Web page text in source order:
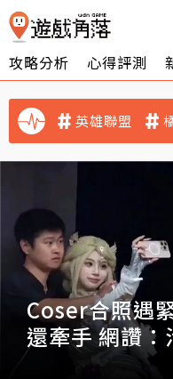
攻略分析 心得評測
英雄聯盟
在遊戲裡過生
Mobile》搶先
演奏〈春日影〉